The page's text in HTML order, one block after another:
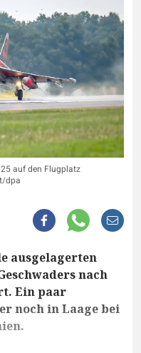
auf den Flugplatz
dpa
ausgelagerten
nach
Ein paar
noch in Laage bei